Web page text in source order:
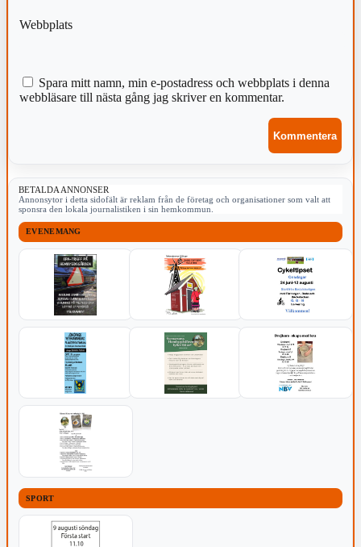
Webbplats
Spara mitt namn, min e-postadress och webbplats i denna
webbläsare till nästa gång jag skriver en kommentar.
BETALDA ANNONSER
Annonsytor i detta sidofält är reklam från de företag och organisationer som valt att
sponsra den lokala journalistiken i sin hemkommun.
EVENEMANG
SPORT